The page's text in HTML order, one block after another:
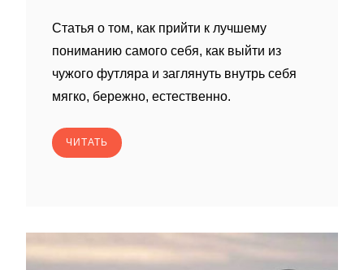
Статья о том, как прийти к лучшему
пониманию самого себя, как выйти из
чужого футляра и заглянуть внутрь себя
мягко, бережно, естественно.
ЧИТАТЬ